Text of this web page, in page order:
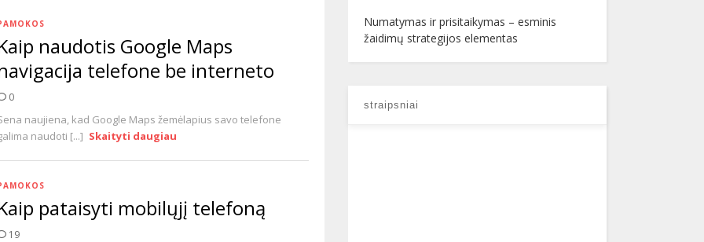
naudotis Google Maps
telefone be interneto
0
naujiena, kad Google Maps žemėlapius savo telefone
naudoti [...] Skaityti daugiau
pataisyti mobilųjį telefoną
19
Numatymas ir prisitaikymas – esminis
žaidimų strategijos elementas
straipsniai